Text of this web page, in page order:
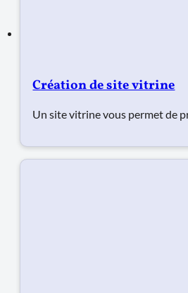
Création de site vitrine
Un site vitrine vous permet de